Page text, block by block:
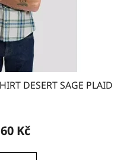
DESERT SAGE PLAID
Kč